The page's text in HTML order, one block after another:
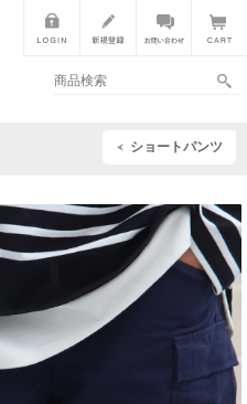
ショートパンツ